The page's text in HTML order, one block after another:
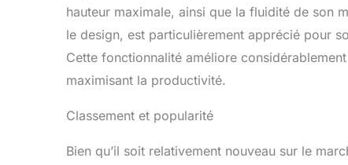
hauteur maximale, ainsi que la fluidité de son
le design, est particulièrement apprécié pour
Cette fonctionnalité améliore
maximisant la productivité.
Classement et popularité
Bien qu’il soit relativement nouveau sur le